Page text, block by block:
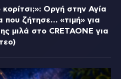
Οργή στην Αγία
που ζήτησε… «τιμή» για
μιλά στο CRETAONE για